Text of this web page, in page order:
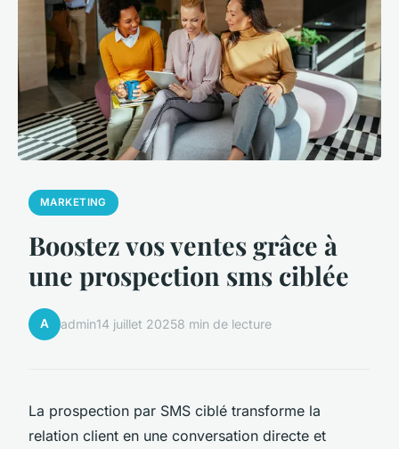
MARKETING
Boostez vos ventes grâce à
une prospection sms ciblée
A admin14 juillet 20258 min de lecture
La prospection par SMS ciblé transforme la
relation client en une conversation directe et